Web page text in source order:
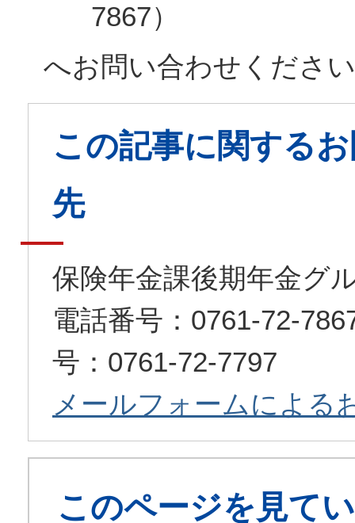
7867）
へお問い合わせくださ
この記事に関する
先
保険年金課後期年金グ
電話番号：0761-72-
号：0761-72-7797
メールフォームによる
このページを見て